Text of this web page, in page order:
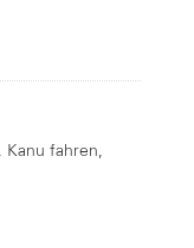
Kanu fahren,